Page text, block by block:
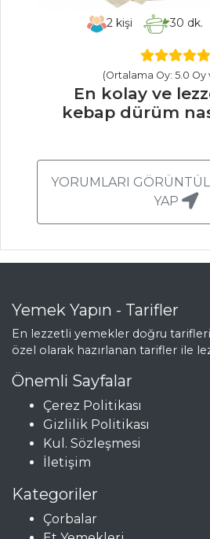
Otlu ve Acılı Tel
Şehriye
Kinoa Pilavı
ETLİ YARMA
Tüm Tarifleri
2kişi 30 dk.
(Ortalama Oy: 5.0 Oy
En kolay ve
kebap dürüm
YORUMLARI
YAP
Yemek Yapın - Tarifler
En lezzetli yemekler doğru
özel olarak hazırlanan tarifler ile
Önemli Sayfalar
Çerez Politikası
Gizlilik Politikası
Kul. Sözleşmesi
İletişim
Kategoriler
Çorbalar